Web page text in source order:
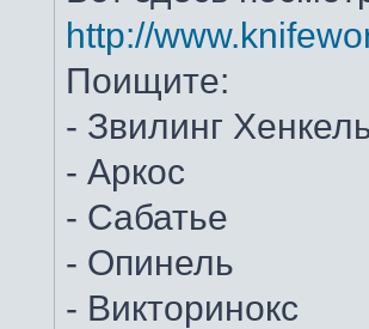
http://
Поищите:
- Звилинг
- Аркос
- Сабатье
- Опинель
- Викторинокс